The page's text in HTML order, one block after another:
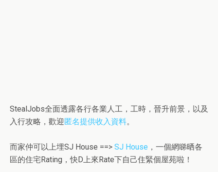
StealJobs全面透露各行各業人工，工時，晉升前景，以及
入行攻略，歡迎 匿名提供收入資料。
而家仲可以上埋SJ House ==> SJ House ，一個網睇晒各
區的住宅Rating，快D上來Rate下自己住緊個屋苑啦！